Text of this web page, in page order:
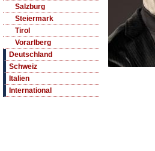
Salzburg
Steiermark
Tirol
Vorarlberg
Deutschland
Schweiz
Italien
International